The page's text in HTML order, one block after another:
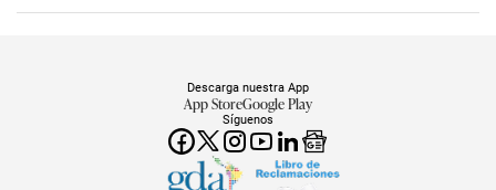
Síguenos
Descarga nuestra App
App StoreGoogle Play